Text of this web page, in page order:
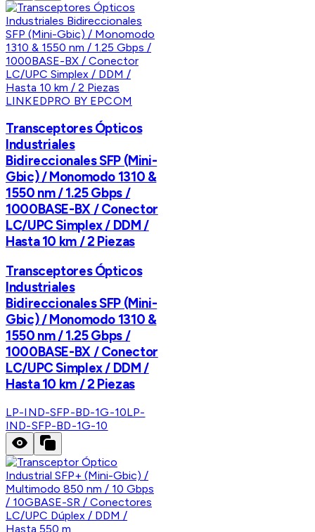
LINKEDPRO BY EPCOM
Transceptores Ópticos
Industriales
Bidireccionales SFP (Mini-
Gbic) / Monomodo 1310 &
1550 nm / 1.25 Gbps /
1000BASE-BX / Conector
LC/UPC Simplex / DDM /
Hasta 10 km / 2 Piezas
Transceptores Ópticos
Industriales
Bidireccionales SFP (Mini-
Gbic) / Monomodo 1310 &
1550 nm / 1.25 Gbps /
1000BASE-BX / Conector
LC/UPC Simplex / DDM /
Hasta 10 km / 2 Piezas
LP-IND-SFP-BD-1G-10LP-
IND-SFP-BD-1G-10